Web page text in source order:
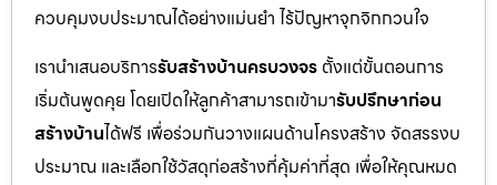
ควบคุมงบประมาณได้อย่างแม่นยำ ไร้ปัญหาจุกจิกกวนใจ
เรานำเสนอบริการรับสร้างบ้านครบวงจร ตั้งแต่ขั้นตอนการ
เริ่มต้นพูดคุย โดยเปิดให้ลูกค้าสามารถเข้ามารับปรึกษาก่อน
สร้างบ้านได้ฟรี เพื่อร่วมกันวางแผนด้านโครงสร้าง จัดสรรงบ
ประมาณ และเลือกใช้วัสดุก่อสร้างที่คุ้มค่าที่สุด เพื่อให้คุณหมด